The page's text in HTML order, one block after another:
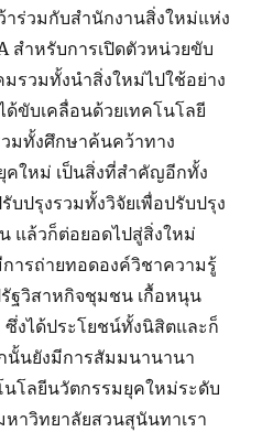
ร่วมกับสำนักงานสิ่งใหม่แห่ง
สำหรับการเปิดตัวหน่วยขับ
รวมทั้งนำสิ่งใหม่ไปใช้อย่าง
ขับเคลื่อนด้วยเทคโนโลยี
มทั้งศึกษาค้นคว้าทาง
คใหม่ เป็นสิ่งที่สำคัญอีกทั้ง
บปรุงรวมทั้งวิจัยเพื่อปรับปรุง
แล้วก็ต่อยอดไปสู่สิ่งใหม่
ารถ่ายทอดองค์วิชาความรู้
ฐวิสาหกิจชุมชน เกื้อหนุน
ซึ่งได้ประโยชน์ทั้งนิสิตและก็
นั้นยังมีการสัมมนานานา
นโลยีนวัตกรรมยุคใหม่ระดับ
หาวิทยาลัยสวนสุนันทาเรา